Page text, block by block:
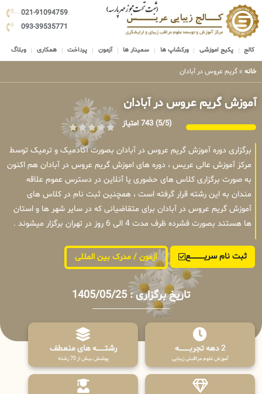
021-91094759
093-39535771
کالج پکیج اموزشی ورکشاپ ها سمینار ها آزمون پرداخت همکاری وبلاگ
خانه » گریم عروس در آبادان
آموزش گریم عروس در آبادان
(5/5) 743 امتیاز
برگزاری دوره آموزش گریم عروس در آبادان بصورت آکادمیک و ترمیک توسط
مرکز آموزش عالی عریس ، دوره های اموزش گریم عروس در آبادان هم اکنون
به صورت برگزاری کلاس های حضوری یا آنلاین در دسترس عموم علاقه
مندان به این رشته قرار گرفته است ، همچنین ثبت نام در کلاس های
آموزش گریم عروس در آبادان برای متقاضیانی که در سایر شهر ها و استان
ها هستند بصورت فشرده ظرف مدت 4 الی 6 روز در تهران برگزار میشوند .
ثبت نام سریــــــــــــع آزمون / مدرک بین المللی
تاریخ برگزاری : 1405/05/25
2 دهه تجربـــــــــه
آموزش علوم مراقبتی زیبایی
رشتـــــــه های منعطف
پوشش بیش از 70 رشته